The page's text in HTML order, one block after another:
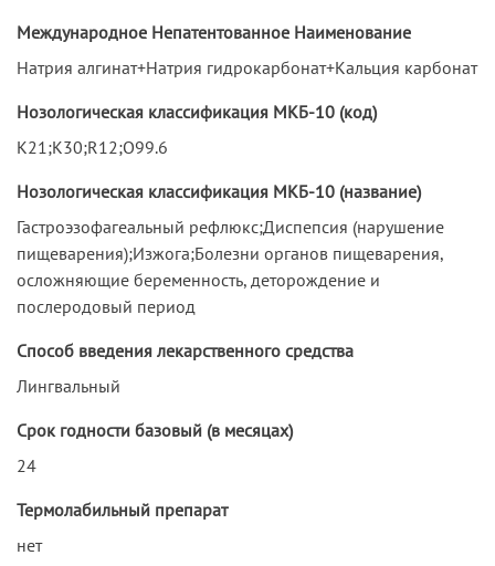
Международное Непатентованное Наименование
Натрия алгинат+Натрия гидрокарбонат+Кальция карбонат
Нозологическая классификация МКБ-10 (код)
K21;K30;R12;O99.6
Нозологическая классификация МКБ-10 (название)
Гастроэзофагеальный рефлюкс;Диспепсия (нарушение
пищеварения);Изжога;Болезни органов пищеварения,
осложняющие беременность, деторождение и
послеродовый период
Способ введения лекарственного средства
Лингвальный
Срок годности базовый (в месяцах)
24
Термолабильный препарат
нет